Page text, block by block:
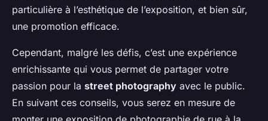
particulière à l’esthétique de l’exposition, et bien sûr,
une promotion efficace.
Cependant, malgré les défis, c’est une expérience
enrichissante qui vous permet de partager votre
passion pour la street photography avec le public.
En suivant ces conseils, vous serez en mesure de